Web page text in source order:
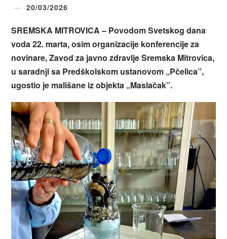
20/03/2026
SREMSKA MITROVICA – Povodom Svetskog dana
voda 22. marta, osim organizacije konferencije za
novinare, Zavod za javno zdravlje Sremska Mitrovica,
u saradnji sa Predškolskom ustanovom „Pčelica”,
ugostio je mališane iz objekta „Maslačak”.